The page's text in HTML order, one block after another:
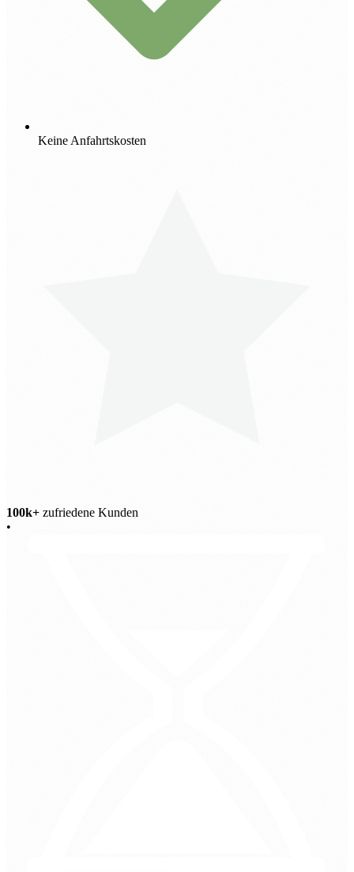
Keine Anfahrtskosten
100k+ zufriedene Kunden
•